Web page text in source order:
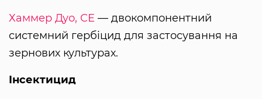
Хаммер Дуо, СЕ — двокомпонентний
системний гербіцид для застосування на
зернових культурах.
Інсектицид